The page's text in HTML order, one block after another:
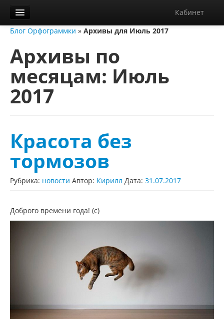
Кабинет
Орфограммка
Библиотека
Блог
О нас
Диктанты
Блог Орфограммки » Архивы для Июль 2017
Архивы по
месяцам: Июль
2017
Красота без
тормозов
Рубрика: новости Автор: Кирилл Дата: 31.07.2017
Доброго времени года! (с)